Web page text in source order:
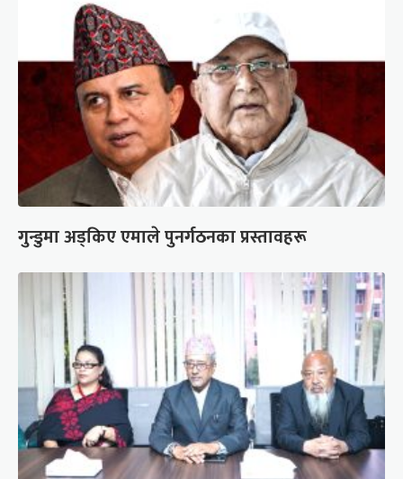
गुन्डुमा अड्किए एमाले पुनर्गठनका प्रस्तावहरू